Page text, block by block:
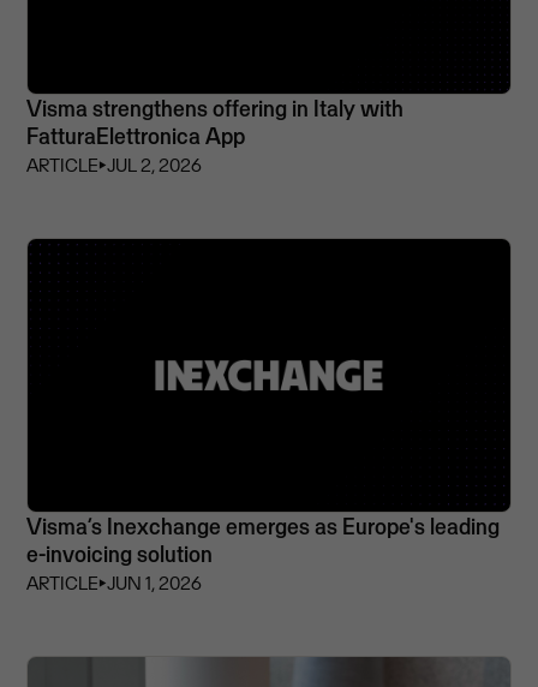
Visma strengthens offering in Italy with
FatturaElettronica App
ARTICLE⏵JUL 2, 2026
Visma’s Inexchange emerges as Europe's leading
e-invoicing solution
ARTICLE⏵JUN 1, 2026